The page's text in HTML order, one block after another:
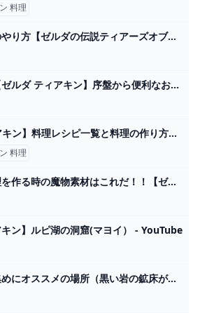
料理
【ティアキン】料理のやり方【ゼルダの伝説ティアーズオブザキングダム】 - ゲームウィズ
画像ページ (21/21) 【ゼルダ ティアキン】序盤から便利なおすすめ料理の作り方【ティアーズ オブ ザ キングダム】 ゲーム・エンタメ最新情報のファミ通.com
【ティアキン】料理レシピ一覧と料理の作り方【ゼルダの伝説ティアーズオブザキングダム】 - SAMURAI GAMERS
料理
【ティアキン】薬料理を作る時の魔物素材はこれだ！！【ゼルダの伝説 ティアーズ オブ ザ キングダム】 - YouTube
キン】ルピ湖の洞窟(マヨイ） - YouTube
【ティアキン】鉱石集めにオススメの場所（黒い岩の鉱床が多い場所）【ゼルダの伝説ティアーズオブザキングダム】